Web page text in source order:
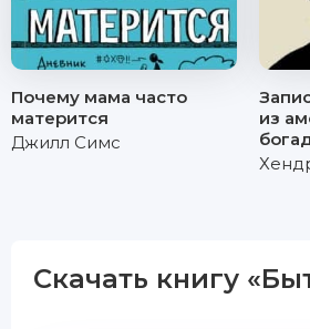
Почему мама часто
матерится
Джилл Симс
из
Скачать книгу